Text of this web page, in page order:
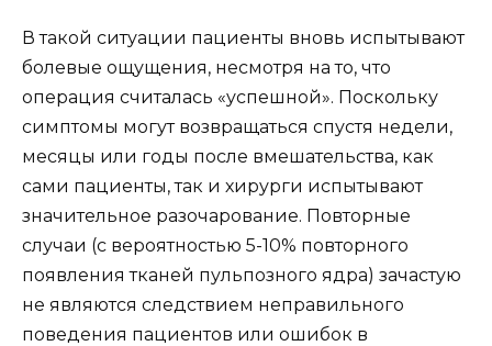
В такой ситуации пациенты вновь испытывают
болевые ощущения, несмотря на то, что
операция считалась «успешной». Поскольку
симптомы могут возвращаться спустя недели,
месяцы или годы после вмешательства, как
сами пациенты, так и хирурги испытывают
значительное разочарование. Повторные
случаи (с вероятностью 5-10% повторного
появления тканей пульпозного ядра) зачастую
не являются следствием неправильного
поведения пациентов или ошибок в